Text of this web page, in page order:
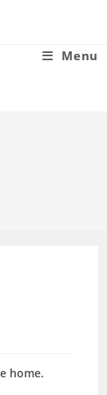
Menu
home.